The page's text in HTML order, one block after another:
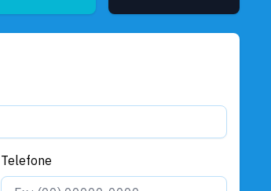
Governo e Administração
fiscalização no comércio de gás
e combustíveis
Telefone